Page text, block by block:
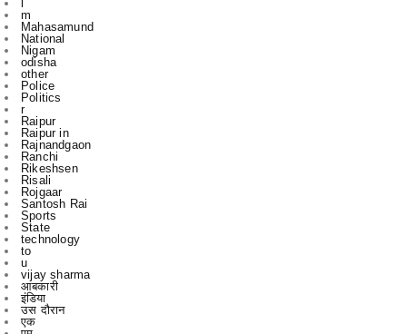
m
Mahasamund
National
Nigam
odisha
other
Police
Politics
r
Raipur
Raipur in
Rajnandgaon
Ranchi
Rikeshsen
Risali
Rojgaar
Santosh Rai
Sports
State
technology
to
u
vijay sharma
आबकारी
इंडिया
उस दौरान
एक